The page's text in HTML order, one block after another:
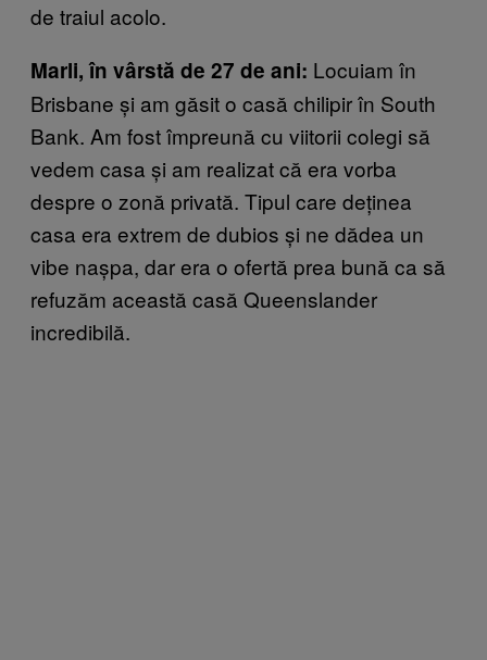
de traiul acolo.
Marli, în vârstă de 27 de ani: Locuiam în
Brisbane și am găsit o casă chilipir în South
Bank. Am fost împreună cu viitorii colegi să
vedem casa și am realizat că era vorba
despre o zonă privată. Tipul care deținea
casa era extrem de dubios și ne dădea un
vibe nașpa, dar era o ofertă prea bună ca să
refuzăm această casă Queenslander
incredibilă.